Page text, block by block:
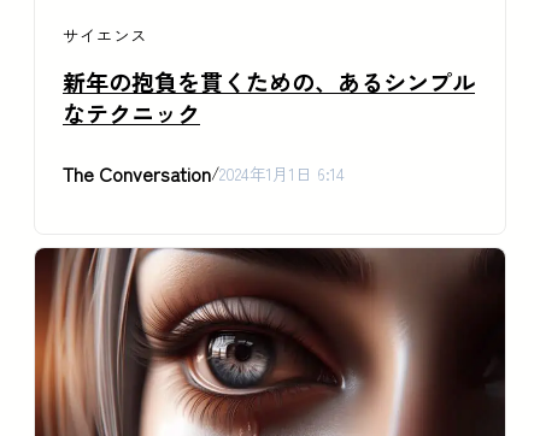
サイエンス
新年の抱負を貫くための、あるシンプル
なテクニック
The Conversation/2024年1月1日 6:14